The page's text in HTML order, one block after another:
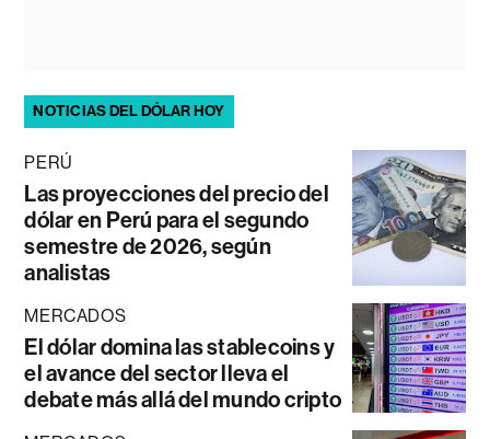
NOTICIAS DEL DÓLAR HOY
PERÚ
Las proyecciones del precio del
dólar en Perú para el segundo
semestre de 2026, según
analistas
MERCADOS
El dólar domina las stablecoins y
el avance del sector lleva el
debate más allá del mundo cripto